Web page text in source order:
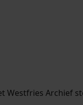
zoektips.
zoektips.
Westfries Archief
uw zoekopdracht te